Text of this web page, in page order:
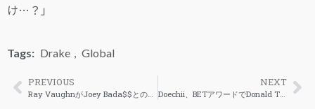
け…？」
Tags: Drake Global
PREVIOUS NEXT
Doechii、BETアワードでDonald Trump大統領の移民政策を激しく批判